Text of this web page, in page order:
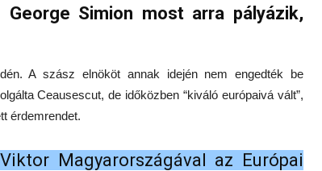
Simion most arra pályázik,
A szász elnököt annak idején nem engedték be
Ceausescut, de időközben “kiváló európaivá vált”,
érdemrendet.
Magyarországával az Európai